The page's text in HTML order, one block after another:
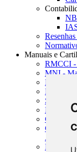
Manuais e
RMCCI -
MNI -
MTVM -
MCR -
SISORF
MASUP -
CADOC
CNAE-
PMF -